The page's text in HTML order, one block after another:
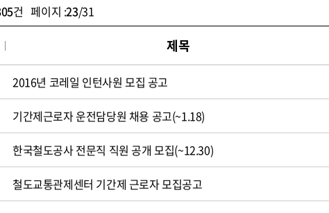
건 페이지 :23/31
제목
2016년 코레일 인턴사원 모집 공고
기간제근로자 운전담당원 채용 공고(~1.18)
한국철도공사 전문직 직원 공개 모집(~12.30)
철도교통관제센터 기간제 근로자 모집공고